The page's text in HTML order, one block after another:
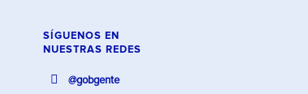
SÍGUENOS EN
NUESTRAS REDES
@gobgente